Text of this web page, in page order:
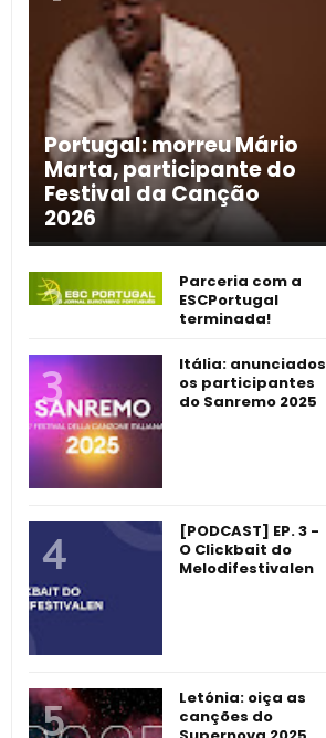
Portugal: morreu Mário
Marta, participante do
Festival da Canção
2026
Parceria com a
ESCPortugal
terminada!
Itália: anunciados
os participantes
do Sanremo 2025
[PODCAST] EP. 3 -
O Clickbait do
Melodifestivalen
Letónia: oiça as
canções do